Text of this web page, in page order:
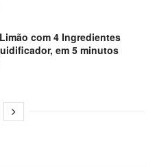
com 4 Ingredientes
em 5 minutos